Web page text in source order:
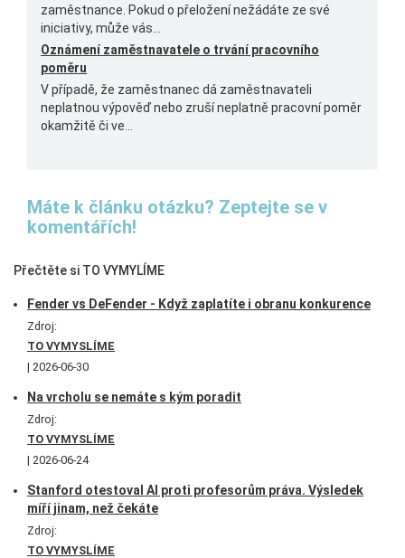
zaměstnance. Pokud o přeložení nežádáte ze své
iniciativy, může vás...
Oznámení zaměstnavatele o trvání pracovního
poměru
V případě, že zaměstnanec dá zaměstnavateli
neplatnou výpověď nebo zruší neplatně pracovní poměr
okamžitě či ve...
Máte k článku otázku? Zeptejte se v
komentářích!
Přečtěte si TO VYMYLÍME
Fender vs DeFender - Když zaplatíte i obranu konkurence
Zdroj:
TO VYMYSLÍME
2026-06-30
Na vrcholu se nemáte s kým poradit
Zdroj:
TO VYMYSLÍME
2026-06-24
Stanford otestoval AI proti profesorům práva. Výsledek
míří jinam, než čekáte
Zdroj:
TO VYMYSLÍME